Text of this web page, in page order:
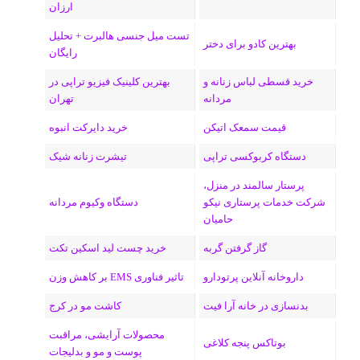
ن
ر
ارزان
بهترین کادو برای دختر
تست میل جنسی هالبرت + تحلیل
رایگان
خرید قسطی لباس زنانه و
مردانه
بهترین کلینیک فیزیو تراپی در
تهران
قیمت سمعک اتیکن خرید دایرکت انبوه
دستگاه کربوکسی تراپی تیشرت زنانه شیک
پرستار سالمند در منزل،
شرکت خدمات پرستاری نیکو
حامیان
دستگاه وکیوم مردانه
گاز گرفتن گربه خرید چست لید اسکین تکت
داروخانه آنلاین پرتودارو تاثیر فناوری EMS بر کاهش وزن
بدنسازی در خانه آرا فیت کاشت مو در کرج
بوتاکس پنجه کلاغی
محصولات آرایشی، مراقبت
پوست و مو و بدلیجات